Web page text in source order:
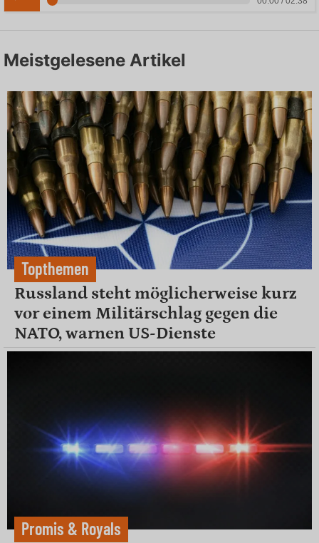
Meistgelesene Artikel
Topthemen
Russland steht möglicherweise kurz
vor einem Militärschlag gegen die
NATO, warnen US-Dienste
Promis & Royals